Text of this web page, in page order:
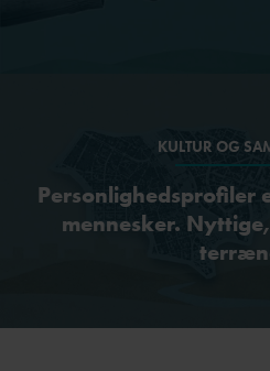
KULTUR OG
Personlighedsprofiler
mennesker.